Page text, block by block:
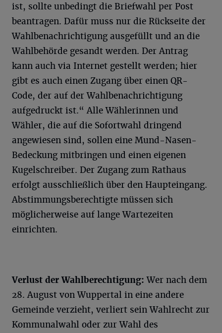
ist, sollte unbedingt die Briefwahl per Post
beantragen. Dafür muss nur die Rückseite der
Wahlbenachrichtigung ausgefüllt und an die
Wahlbehörde gesandt werden. Der Antrag
kann auch via Internet gestellt werden; hier
gibt es auch einen Zugang über einen QR-
Code, der auf der Wahlbenachrichtigung
aufgedruckt ist.“ Alle Wählerinnen und
Wähler, die auf die Sofortwahl dringend
angewiesen sind, sollen eine Mund-Nasen-
Bedeckung mitbringen und einen eigenen
Kugelschreiber. Der Zugang zum Rathaus
erfolgt ausschließlich über den Haupteingang.
Abstimmungsberechtigte müssen sich
möglicherweise auf lange Wartezeiten
einrichten.
Verlust der Wahlberechtigung: Wer nach dem
28. August von Wuppertal in eine andere
Gemeinde verzieht, verliert sein Wahlrecht zur
Kommunalwahl oder zur Wahl des